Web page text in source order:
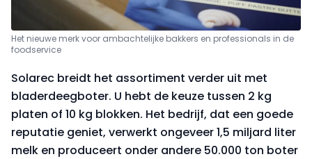
Het nieuwe merk voor ambachtelijke bakkers en professionals in de
foodservice
Solarec breidt het assortiment verder uit met
bladerdeegboter. U hebt de keuze tussen 2 kg
platen of 10 kg blokken. Het bedrijf, dat een goede
reputatie geniet, verwerkt ongeveer 1,5 miljard liter
melk en produceert onder andere 50.000 ton boter